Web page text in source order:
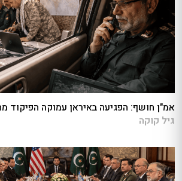
אמ"ן חושף: הפגיעה באיראן עמוקה הפיקוד
גיל קוקה